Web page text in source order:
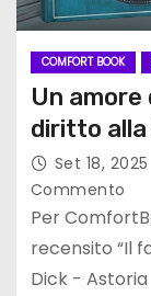
COMFORT BOOK
Un
diritto
Set 18, 2025
Commento
Per
recensito “Il
Dick - Astoria